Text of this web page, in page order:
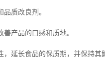
质改良剂。
产品的口感和质地。
延长食品的保质期，并保持其